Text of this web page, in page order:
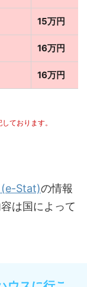
15万円
16万円
16万円
ております。
(e-Stat)の情報
は国によって